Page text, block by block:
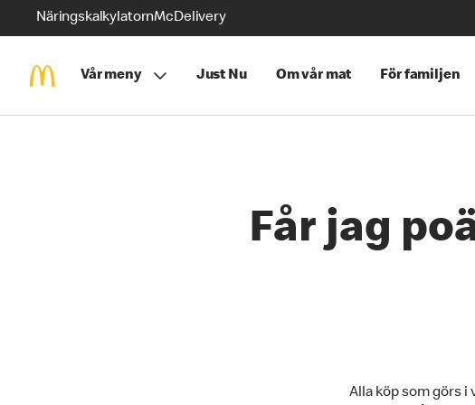
NäringskalkylatornMcDelivery
Vår meny Just Nu Om vår mat För familjen
Får jag
Alla köp som görs i